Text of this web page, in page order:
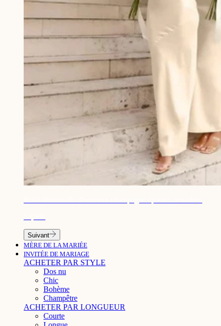
Suivant
MÈRE DE LA MARIÉE
INVITÉE DE MARIAGE
ACHETER PAR STYLE
Dos nu
Chic
Bohème
Champêtre
ACHETER PAR LONGUEUR
Courte